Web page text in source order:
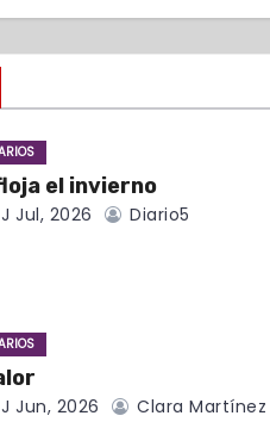
el invierno
J Jul, 2026 Diario5
J Jun, 2026 Clara Martínez